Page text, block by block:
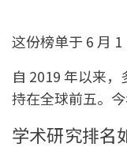
这份榜单于 6 月 1
自 2019 年以来
持在全球前五。
学术研究排名